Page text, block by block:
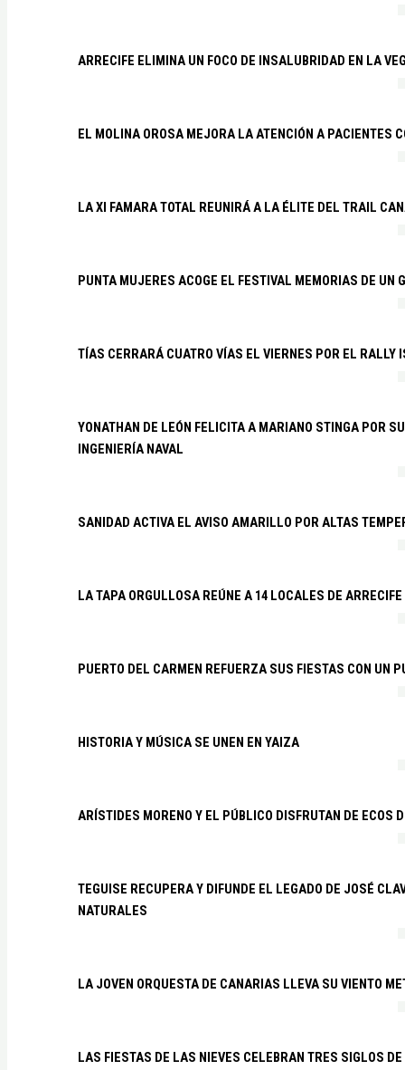
ARRECIFE ELIMINA UN FOCO DE INSALUBRIDAD EN LA
EL MOLINA OROSA MEJORA LA ATENCIÓN A PACIENTES
LA XI FAMARA TOTAL REUNIRÁ A LA ÉLITE DEL TRAIL
PUNTA MUJERES ACOGE EL FESTIVAL MEMORIAS DE UN
TÍAS CERRARÁ CUATRO VÍAS EL VIERNES POR EL RALLY
YONATHAN DE LEÓN FELICITA A MARIANO STINGA POR
INGENIERÍA NAVAL
SANIDAD ACTIVA EL AVISO AMARILLO POR ALTAS
LA TAPA ORGULLOSA REÚNE A 14 LOCALES DE ARRECIFE
PUERTO DEL CARMEN REFUERZA SUS FIESTAS CON UN
HISTORIA Y MÚSICA SE UNEN EN YAIZA
ARÍSTIDES MORENO Y EL PÚBLICO DISFRUTAN DE ECOS
TEGUISE RECUPERA Y DIFUNDE EL LEGADO DE JOSÉ
NATURALES
LA JOVEN ORQUESTA DE CANARIAS LLEVA SU VIENTO
LAS FIESTAS DE LAS NIEVES CELEBRAN TRES SIGLOS